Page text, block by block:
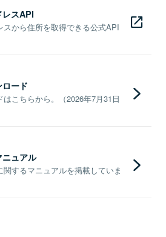
レスAPI
から住所を取得できる公式API
ード
こちらから。（2026年7月31日
ュアル
するマニュアルを掲載していま